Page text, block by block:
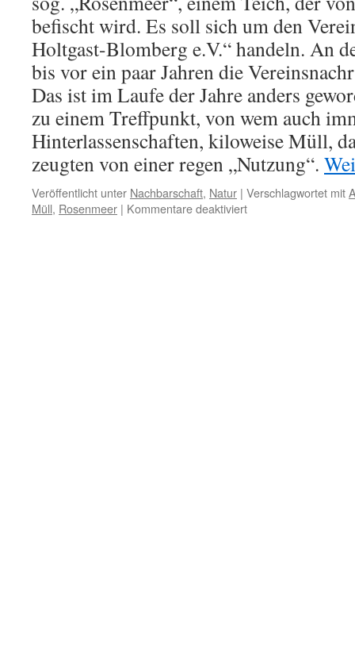
befischt wird. Es soll sich um den
Holtgast-Blomberg e.V.“ handeln. An
bis vor ein paar Jahren die
Das ist im Laufe der Jahre anders
zu einem Treffpunkt, von wem auch
Hinterlassenschaften, kiloweise Müll,
zeugten von einer regen „Nutzung“.
Veröffentlicht unter Nachbarschaft, Natur | Verschlagwortet mit
Müll, Rosenmeer | Kommentare deaktiviertfür